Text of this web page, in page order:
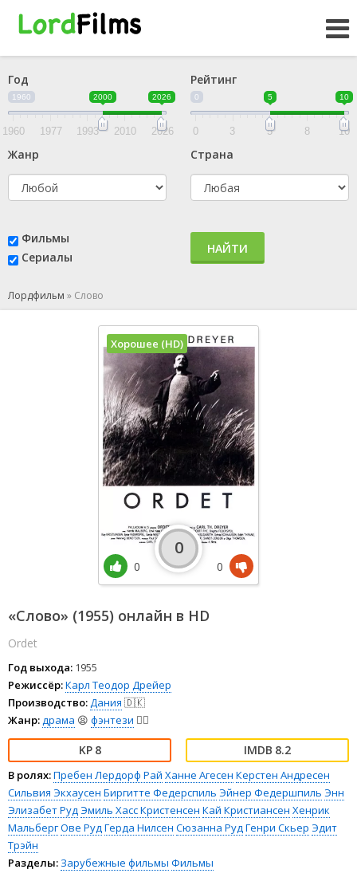
Год
1960 2000 2026
1960 1977 1993 2010 2026
Рейтинг
0 5 10
0 3 5 8 10
Жанр Страна
Фильмы
Сериалы
НАЙТИ
Лордфильм » Слово
«Слово» (1955) онлайн в HD
Ordet
Год выхода: 1955
Режиссёр:Карл Теодор Дрейер
Производство:Дания 🇩🇰
Жанр:драма 😫 фэнтези 🧝‍♂️
8 8.2
В ролях:Пребен Лердорф Рай Ханне Агесен Керстен Андресен
Сильвия Экхаусен Биргитте Федерспиль Эйнер Федершпиль Энн
Элизабет РудЭмиль Хасс Кристенсен Кай Кристиансен Хенрик
МальбергОве РудГерда Нилсен Сюзанна РудГенри Скьер Эдит
Трэйн
Разделы: Зарубежные фильмы Фильмы
Хорошее (HD)
0
0
0